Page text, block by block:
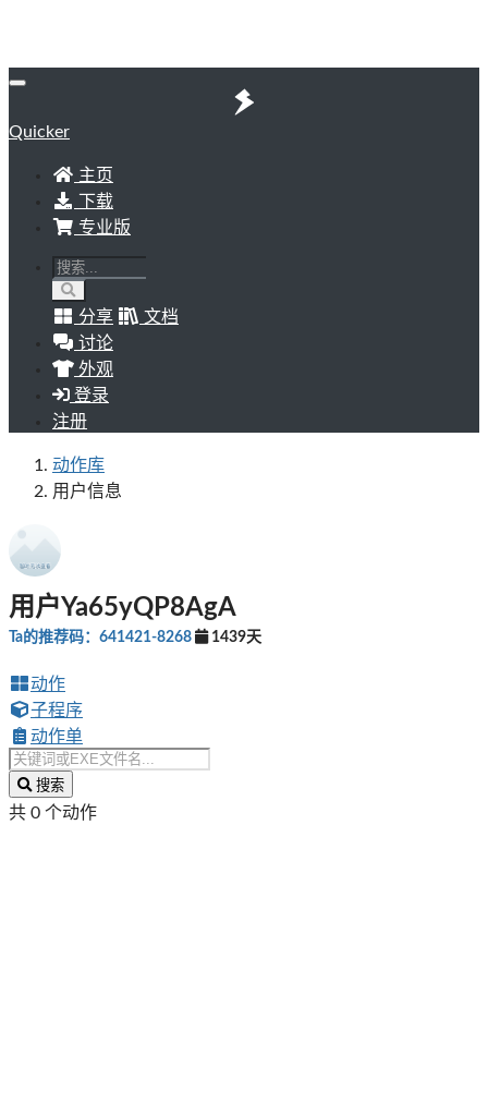
Quicker
主页
下载
专业版
分享
文档
讨论
外观
登录
注册
动作库
用户信息
用户Ya65yQP8AgA
Ta的推荐码：641421-8268 1439天
动作
子程序
动作单
搜索
共 0 个动作